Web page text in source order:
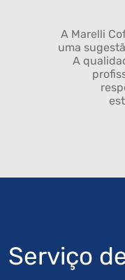
A Marelli
uma
A
Serviço